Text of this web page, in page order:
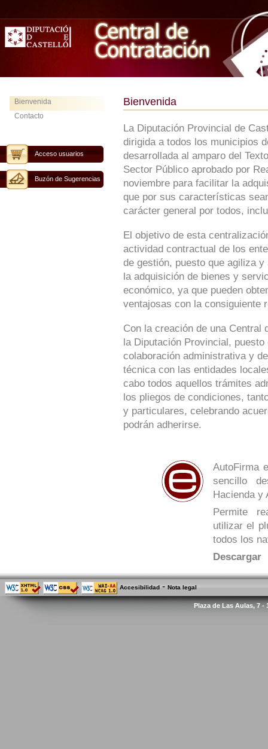
Bienvenida
Contacto
Acceso usuarios
Buzón de Sugerencias
Bienvenida
La Diputación Provincial de
dirigida a todos los municipios
desarrollada al amparo del
Sector Público aprobado por
noviembre para facilitar la
que por sus características
carácter general por todos,
El objetivo de esta
actividad contractual de los
de gestión, puesto que agiliza
la adquisición de bienes y
económico, ya que pueden
ventajosas con la consiguiente
Con la creación de una Central
la Diputación Provincial,
colaboración administrativa y
técnica con las entidades
cabo todos aquellos trámites
los pliegos de condiciones,
y particulares, celebrando
podrán adherirse.
AutoFirma
sencillo
Hacienda y
Permite
utilizar el
todos los
Descargar
Accesibilidad - Nota legal
Plaza de Las Aulas, 7 -